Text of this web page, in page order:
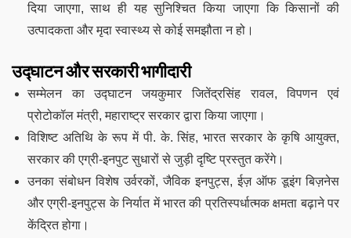
दिया जाएगा, साथ ही यह सुनिश्चित किया जाएगा कि किसानों की
उत्पादकता और मृदा स्वास्थ्य से कोई समझौता न हो।
उद्घाटन और सरकारी भागीदारी
सम्मेलन का उद्घाटन जयकुमार जितेंद्रसिंह रावल, विपणन एवं
प्रोटोकॉल मंत्री, महाराष्ट्र सरकार द्वारा किया जाएगा।
विशिष्ट अतिथि के रूप में पी. के. सिंह, भारत सरकार के कृषि आयुक्त,
सरकार की एग्री-इनपुट सुधारों से जुड़ी दृष्टि प्रस्तुत करेंगे।
उनका संबोधन विशेष उर्वरकों, जैविक इनपुट्स, ईज़ ऑफ डूइंग बिज़नेस
और एग्री-इनपुट्स के निर्यात में भारत की प्रतिस्पर्धात्मक क्षमता बढ़ाने पर
केंद्रित होगा।